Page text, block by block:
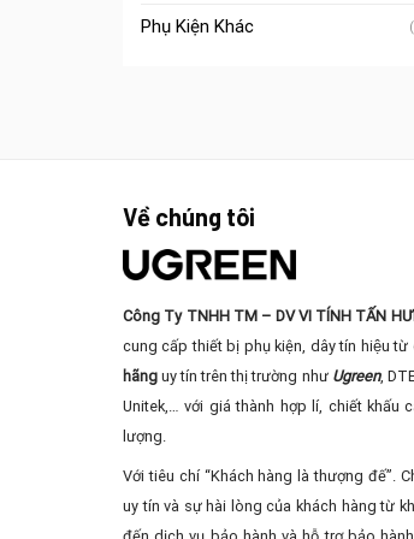
Phụ Kiện Khác
Về chúng tôi
Công Ty TNHH TM – DV VI TÍNH TẤN
cung cấp thiết bị phụ kiện, dây tín hiệu từ
hãng uy tín trên thị trường như Ugreen,
Unitek,… với giá thành hợp lí, chiết khấu
lượng.
Với tiêu chí “Khách hàng là thượng đế”.
uy tín và sự hài lòng của khách hàng từ